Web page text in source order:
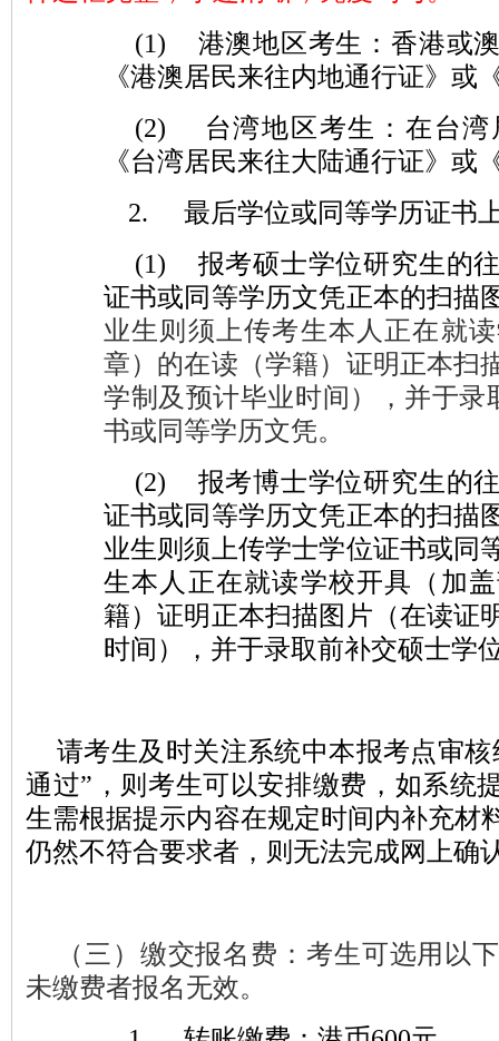
(1)
港澳地区考生：香港或
《港澳居民来往内地通行证》或
(2)
台湾地区考生：在台
《台湾居民来往大陆通行证》或
2.
最后学位或同等学历证书
(1)
报考硕士学位研究生的
证书或同等学历文凭正本的扫描
业生则须上传考生本人正在就
章）的在读（学籍）证明正本扫
学制及预计毕业时间），并于
书或同等学历文凭。
(2)
报考博士学位研究生的
证书或同等学历文凭正本的扫描
业生则须上传学士学位证书或同
生本人正在就读学校开具（加
籍）证明正本扫描图片（在读证
时间），并于录取前补交硕士学
请考生及时关注系统中本报考点审
通过”，则考生可以安排缴费，如系统
生需根据提示内容在规定时间内补充材
仍然不符合要求者，则无法完成网上确
（ 三 ）缴交报名费：考生可选用以
未缴费者报名无效。